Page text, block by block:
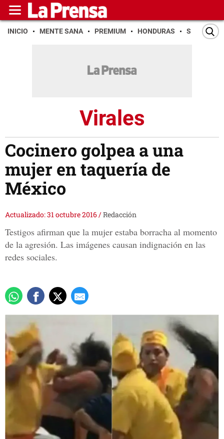
INICIO MENTE SANA PREMIUM HONDURAS SAN PEDRO
Virales
Cocinero golpea a una
mujer en taquería de
México
Actualizado: 31 octubre 2016/Redacción
Testigos afirman que la mujer estaba borracha al momento
de la agresión. Las imágenes causan indignación en las
redes sociales.